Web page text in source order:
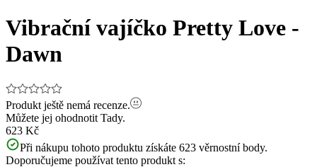
Vibrační vajíčko Pretty Love -
Dawn
Produkt ještě nemá recenze.
Můžete jej ohodnotit Tady.
623 Kč
Při nákupu tohoto produktu získáte 623 věrnostní body.
Doporučujeme používat tento produkt s: